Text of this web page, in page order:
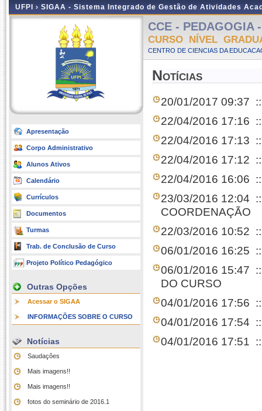
UFPI › SIGAA - Sistema Integrado de Gestão de Atividades
Apresentação
Corpo Administrativo
Alunos Ativos
Calendário
Currículos
Documentos
Turmas
Trab. de Conclusão de Curso
Projeto Político Pedagógico
Outras Opções
Acessar o SIGAA
INFORMAÇÕES SOBRE O CURSO
Notícias
Saudações
Mais imagens!!
Mais imagens!!
fotos do seminário de 2016.1
CCE - PEDAGOGIA
CURSO NÍVEL
CENTRO DE CIENCIAS DA
Notícias
20/01/2017 09:37
22/04/2016 17:16
22/04/2016 17:13
22/04/2016 17:12
22/04/2016 16:06
23/03/2016 12:04
COORDENAÇÃO
22/03/2016 10:52
06/01/2016 16:25
06/01/2016 15:47
DO CURSO
04/01/2016 17:56
04/01/2016 17:54
04/01/2016 17:51